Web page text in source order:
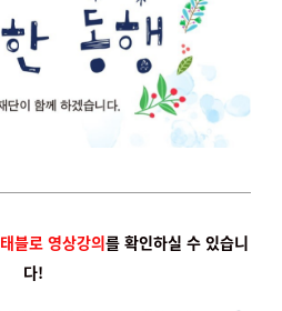
태블로 영상강의를 확인하실 수 있습니
다!